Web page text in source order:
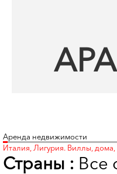
Аренда недвижимости
Италия, Лигурия. Виллы,
Страны : Все